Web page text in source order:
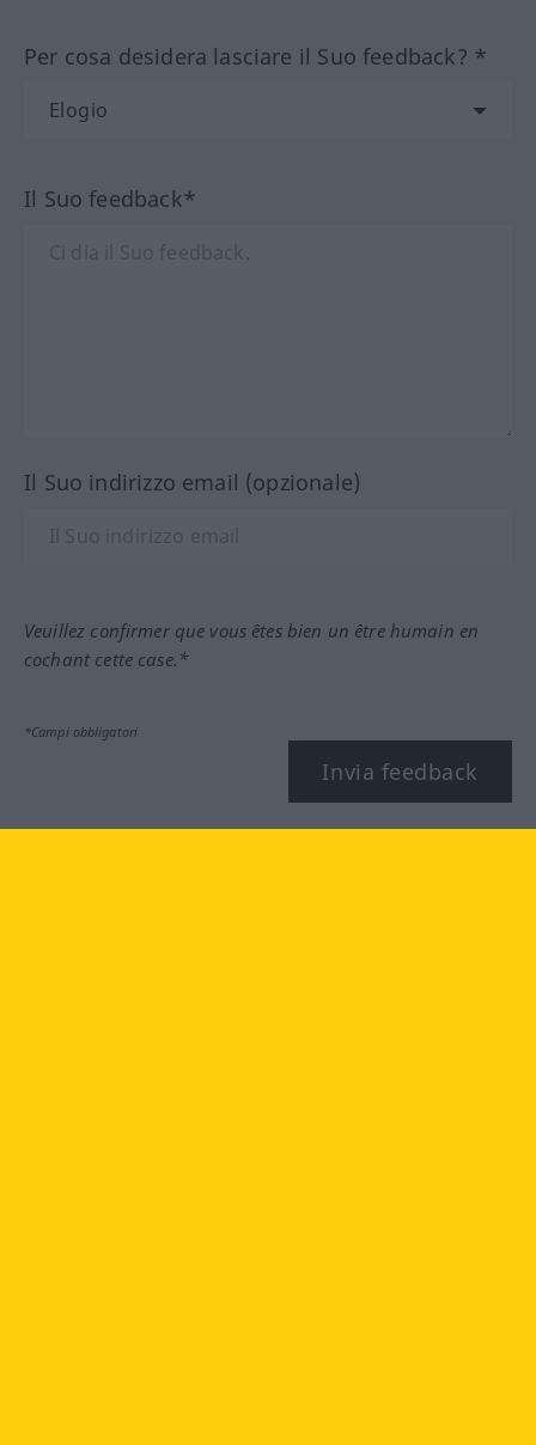
Per cosa desidera lasciare il Suo feedback? *
Il Suo feedback*
Il Suo indirizzo email (opzionale)
Veuillez confirmer que vous êtes bien un être humain en
cochant cette case.*
*Campi obbligatori
Invia feedback